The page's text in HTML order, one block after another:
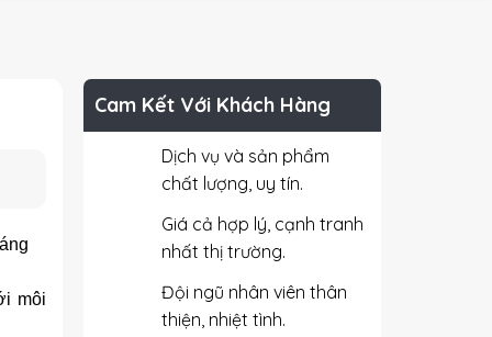
Cam Kết Với Khách Hàng
Dịch vụ và sản phẩm
chất lượng, uy tín.
Giá cả hợp lý, cạnh tranh
nhất thị trường.
Đội ngũ nhân viên thân
thiện, nhiệt tình.
môi